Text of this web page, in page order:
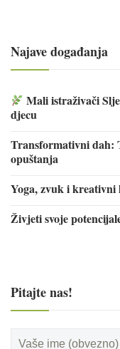
Najave događanja
Mali istraživači
djecu
Transformativni dah:
opuštanja
Yoga, zvuk i kreativni
Živjeti svoje
Pitajte nas!